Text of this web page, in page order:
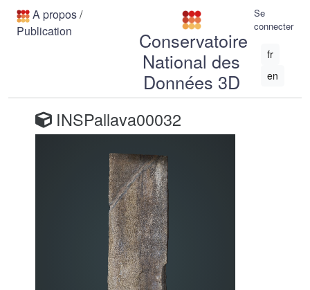
A propos/
Publication
Conservatoire
National des
Données 3D
Se
connecter
fr
en
INSPallava00032